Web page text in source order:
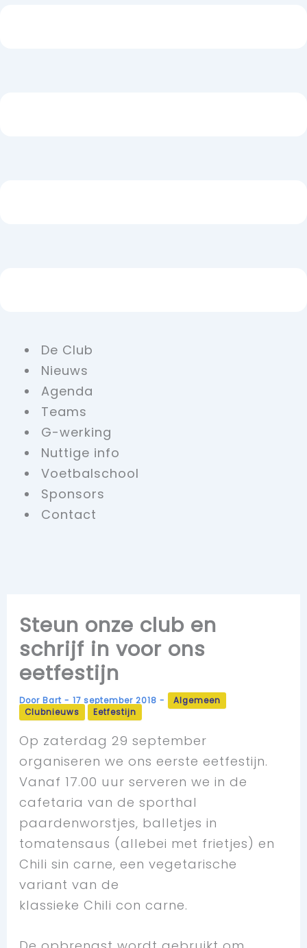
De Club
Nieuws
Agenda
Teams
G-werking
Nuttige info
Voetbalschool
Sponsors
Contact
Steun onze club en
schrijf in voor ons
eetfestijn
Door Bart-17 september 2018-
Algemeen
Clubnieuws
Eetfestijn
Op zaterdag 29 september
organiseren we ons eerste eetfestijn.
Vanaf 17.00 uur serveren we in de
cafetaria van de sporthal
paardenworstjes, balletjes in
tomatensaus (allebei met frietjes) en
Chili sin carne, een vegetarische
variant van de
klassieke Chili con carne.